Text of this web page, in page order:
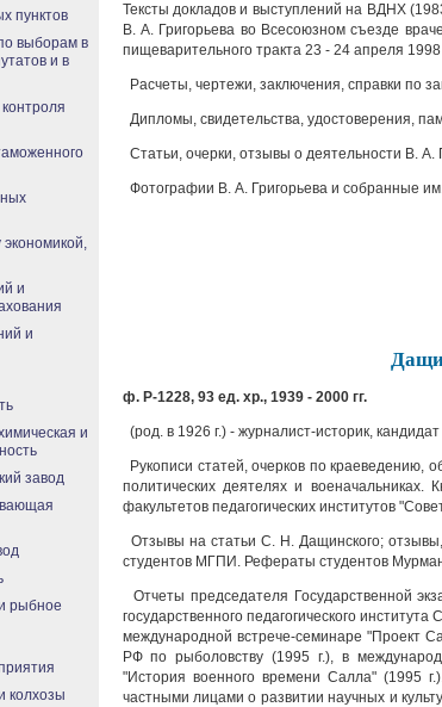
пунктов
выборам в
и в
и
и
и
завод
рыбное
колхозы
Тексты докладов и выступлений на ВДНХ
В. А. Григорьева во Всесоюзном съезде
пищеварительного тракта 23 - 24 апреля 1998
Расчеты, чертежи, заключения, справки по
Дипломы, свидетельства, удостоверения,
Статьи, очерки, отзывы о деятельности В. А.
Фотографии В. А. Григорьева и собранные
ф. Р-1228, 93 ед. хр., 1939 - 2000 гг.
(род. в 1926 г.) - журналист-историк,
Рукописи статей, очерков по краеведению,
политических деятелях и военачальниках.
факультетов педагогических институтов
Отзывы на статьи С. Н. Дащинского;
студентов МГПИ. Рефераты студентов
Отчеты председателя Государственной
государственного педагогического
международной встрече-семинаре "Проект
РФ по рыболовству (1995 г.), в
"История военного времени Салла" (1995
частными лицами о развитии научных и